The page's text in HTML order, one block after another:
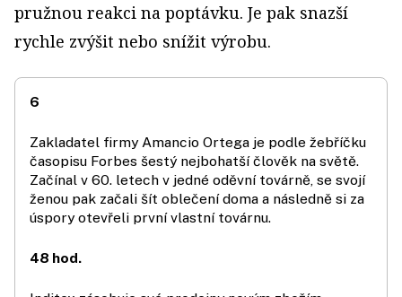
pružnou reakci na poptávku. Je pak snazší
rychle zvýšit nebo snížit výrobu.
6
Zakladatel firmy Amancio Ortega je podle žebříčku
časopisu Forbes šestý nejbohatší člověk na světě.
Začínal v 60. letech v jedné oděvní továrně, se svojí
ženou pak začali šít oblečení doma a následně si za
úspory otevřeli první vlastní továrnu.
48 hod.